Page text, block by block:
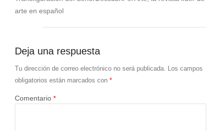
arte en español
Deja una respuesta
Tu dirección de correo electrónico no será publicada. Los campos
obligatorios están marcados con *
Comentario *